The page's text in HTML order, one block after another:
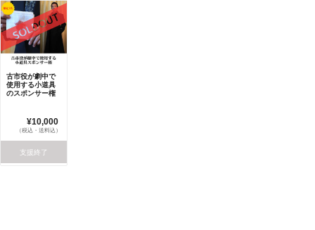
古市役が劇中で
使用する小道具
のスポンサー権
¥10,000
（税込・送料込）
支援終了